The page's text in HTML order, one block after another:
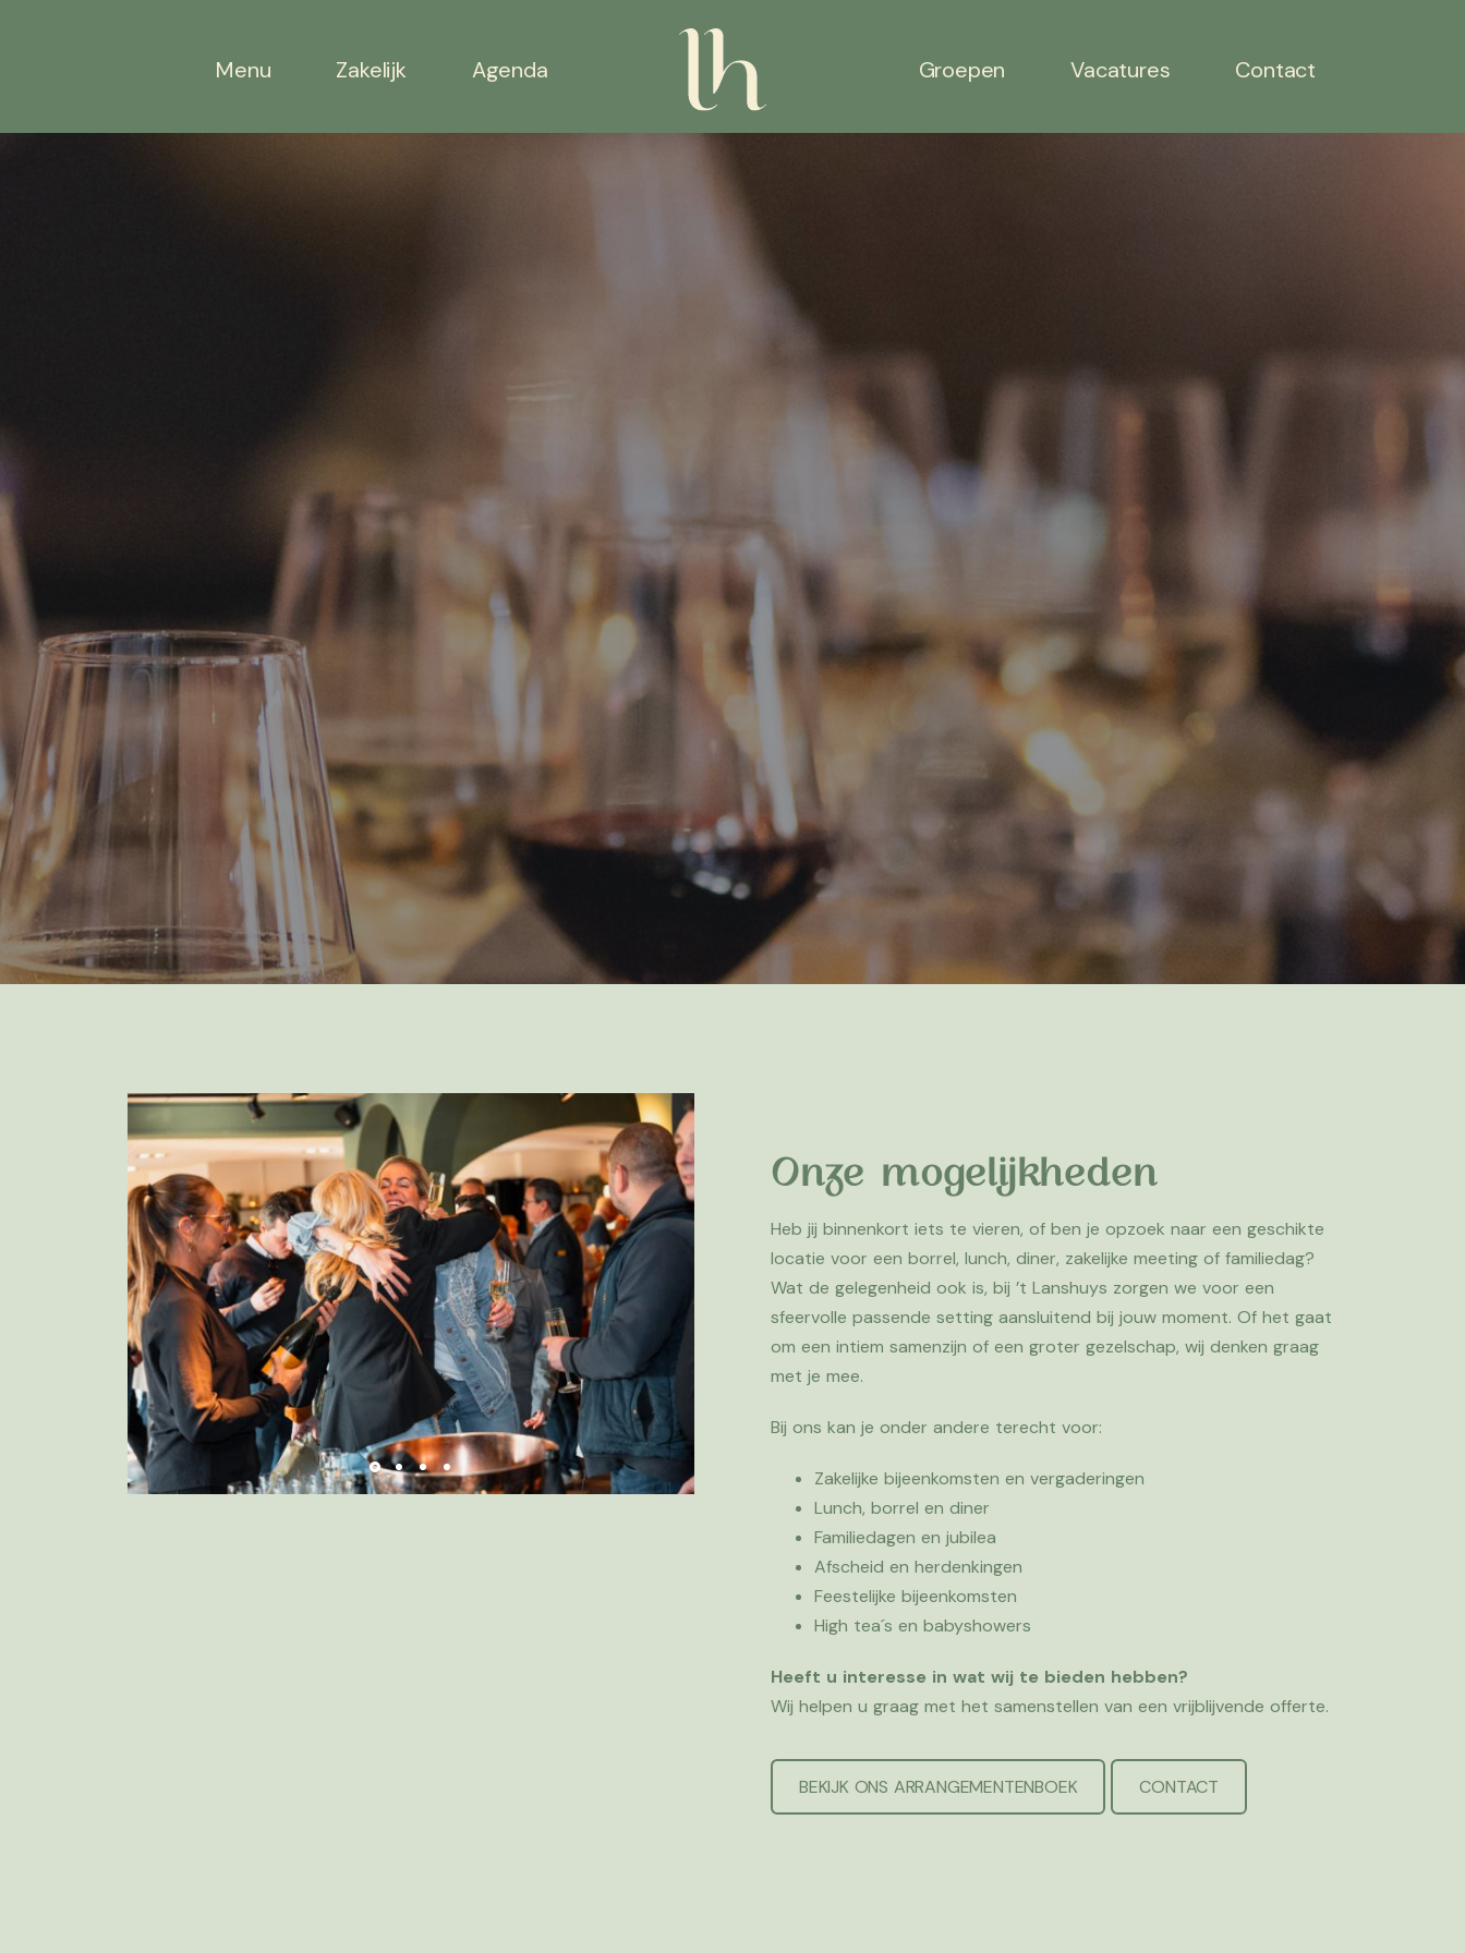
Menu Zakelijk Agenda Groepen Vacatures Contact
Onze mogelijkheden
Heb jij binnenkort iets te vieren, of ben je opzoek naar een geschikte
locatie voor een borrel, lunch, diner, zakelijke meeting of familiedag?
Wat de gelegenheid ook is, bij ’t Lanshuys zorgen we voor een
sfeervolle passende setting aansluitend bij jouw moment. Of het gaat
om een intiem samenzijn of een groter gezelschap, wij denken graag
met je mee.
Bij ons kan je onder andere terecht voor:
Zakelijke bijeenkomsten en vergaderingen
Lunch, borrel en diner
Familiedagen en jubilea
Afscheid en herdenkingen
Feestelijke bijeenkomsten
High tea´s en babyshowers
Heeft u interesse in wat wij te bieden hebben?
Wij helpen u graag met het samenstellen van een vrijblijvende offerte.
BEKIJK ONS ARRANGEMENTENBOEK CONTACT